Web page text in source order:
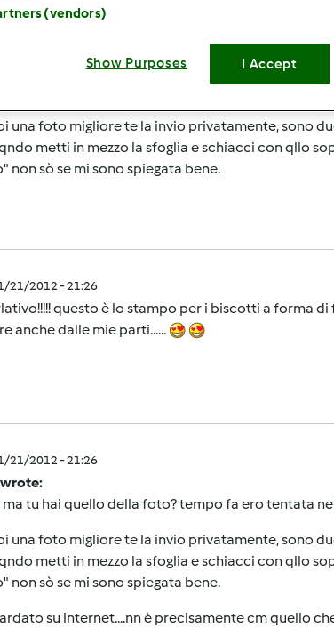
21/2012 - 21:23
ma tu hai quello della foto? tempo fa ero tentata
una foto migliore te la invio privatamente, sono
metti in mezzo la sfoglia e schiacci con qllo
non sò se mi sono spiegata bene.
21/2012 - 21:26
questo è lo stampo per i biscotti a forma
anche dalle mie parti......
21/2012 - 21:26
ma tu hai quello della foto? tempo fa ero tentata
una foto migliore te la invio privatamente, sono
metti in mezzo la sfoglia e schiacci con qllo
non sò se mi sono spiegata bene.
su internet....nn è precisamente cm quello
(vendors)
Show Purposes I Accept